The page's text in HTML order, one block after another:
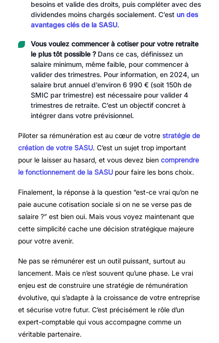
besoins et valide des droits, puis compléter avec des
dividendes moins chargés socialement. C’est un des
avantages clés de la SASU.
Vous voulez commencer à cotiser pour votre retraite
le plus tôt possible ?Dans ce cas, définissez un
salaire minimum, même faible, pour commencer à
valider des trimestres. Pour information, en 2024, un
salaire brut annuel d’environ 6 990 € (soit 150h de
SMIC par trimestre) est nécessaire pour valider 4
trimestres de retraite. C’est un objectif concret à
intégrer dans votre prévisionnel.
Piloter sa rémunération est au cœur de votre stratégie de
création de votre SASU. C’est un sujet trop important
pour le laisser au hasard, et vous devez bien comprendre
le fonctionnement de la SASUpour faire les bons choix.
Finalement, la réponse à la question “est-ce vrai qu’on ne
paie aucune cotisation sociale si on ne se verse pas de
salaire ?” est bien oui. Mais vous voyez maintenant que
cette simplicité cache une décision stratégique majeure
pour votre avenir.
Ne pas se rémunérer est un outil puissant, surtout au
lancement. Mais ce n’est souvent qu’une phase. Le vrai
enjeu est de construire une stratégie de rémunération
évolutive, qui s’adapte à la croissance de votre entreprise
et sécurise votre futur. C’est précisément le rôle d’un
expert-comptable qui vous accompagne comme un
véritable partenaire.